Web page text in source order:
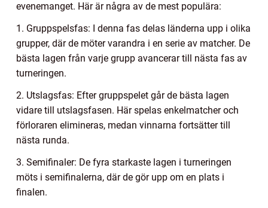
evenemanget. Här är några av de mest populära:
1. Gruppspelsfas: I denna fas delas länderna upp i olika
grupper, där de möter varandra i en serie av matcher. De
bästa lagen från varje grupp avancerar till nästa fas av
turneringen.
2. Utslagsfas: Efter gruppspelet går de bästa lagen
vidare till utslagsfasen. Här spelas enkelmatcher och
förloraren elimineras, medan vinnarna fortsätter till
nästa runda.
3. Semifinaler: De fyra starkaste lagen i turneringen
möts i semifinalerna, där de gör upp om en plats i
finalen.